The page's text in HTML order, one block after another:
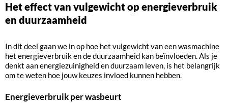
Het effect van vulgewicht op energieverbruik
en duurzaamheid
In dit deel gaan we in op hoe het vulgewicht van een wasmachine
het energieverbruik en de duurzaamheid kan beïnvloeden. Als je
denkt aan energiezuinigheid en duurzaam leven, is het belangrijk
om te weten hoe jouw keuzes invloed kunnen hebben.
Energieverbruik per wasbeurt